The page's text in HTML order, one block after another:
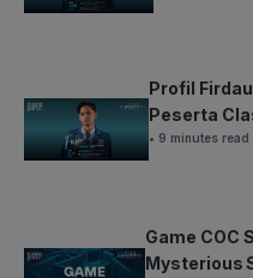
Profil
Peserta
• 9 minutes read
Game COC
Mysterious